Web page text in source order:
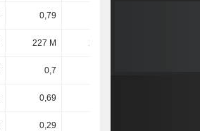
0,79
227 M 225 M
0,7
0,69
0,29